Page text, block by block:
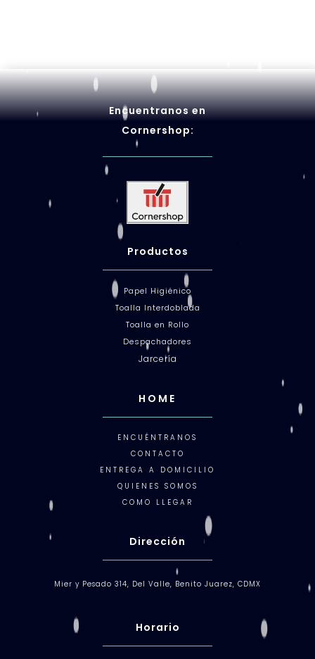
Encuentranos en
Cornershop:
Productos
Papel Higiénico
Toalla Interdoblada
Toalla en Rollo
Despachadores
Jarcería
HOME
ENCUÉNTRANOS
CONTACTO
ENTREGA A DOMICILIO
QUIENES SOMOS
COMO LLEGAR
Dirección
Mier y Pesado 314, Del Valle, Benito Juarez, CDMX
Horario